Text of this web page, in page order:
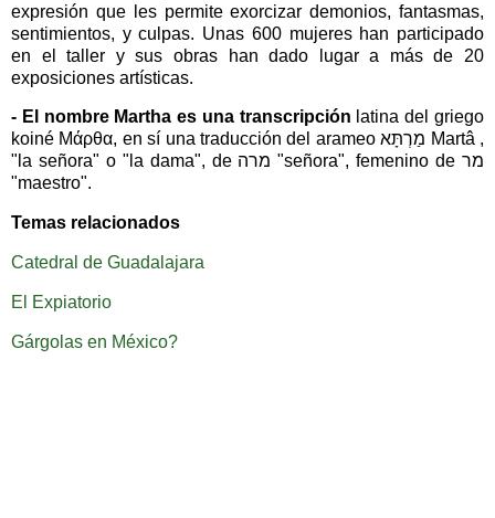
expresión que les permite exorcizar demonios, fantasmas,
sentimientos, y culpas. Unas 600 mujeres han participado
en el taller y sus obras han dado lugar a más de 20
exposiciones artísticas.
- El nombre Martha es una transcripción latina del griego
koiné Μάρθα, en sí una traducción del arameo מַרְתָּא Martâ ,
"la señora" o "la dama", de מרה "señora", femenino de מר
"maestro".
Temas relacionados
Catedral de Guadalajara
El Expiatorio
Gárgolas en México?